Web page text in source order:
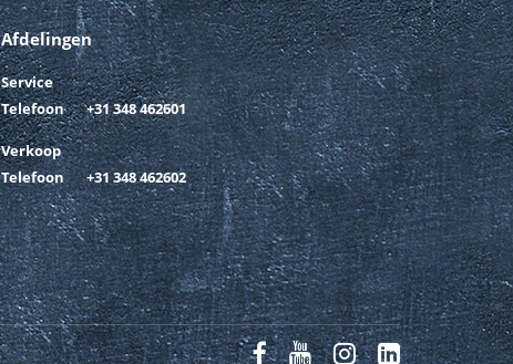
Afdelingen
Service
Telefoon
+31 348 462601
Verkoop
Telefoon
+31 348 462602